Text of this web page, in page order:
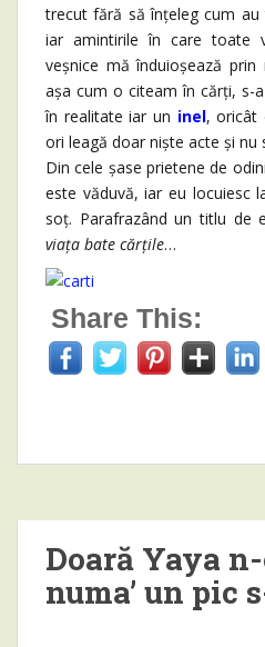
trecut fără să înțeleg cum
iar amintirile în care toate
veșnice mă înduioșează
așa cum o citeam în cărți, s-
în realitate iar un inel, oricât
ori leagă doar niște acte și
Din cele șase prietene de
este văduvă, iar eu locuiesc
soț. Parafrazând un titlu de
viața bate cărțile…
Share This:
Doară Yaya
numa’ un pic